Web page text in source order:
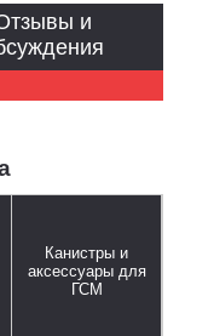
Канистры и
аксессуары для
ГСМ
и